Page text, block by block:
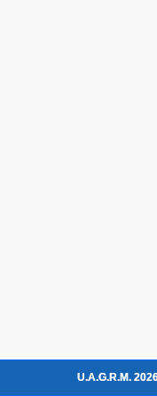
U.A.G.R.M.